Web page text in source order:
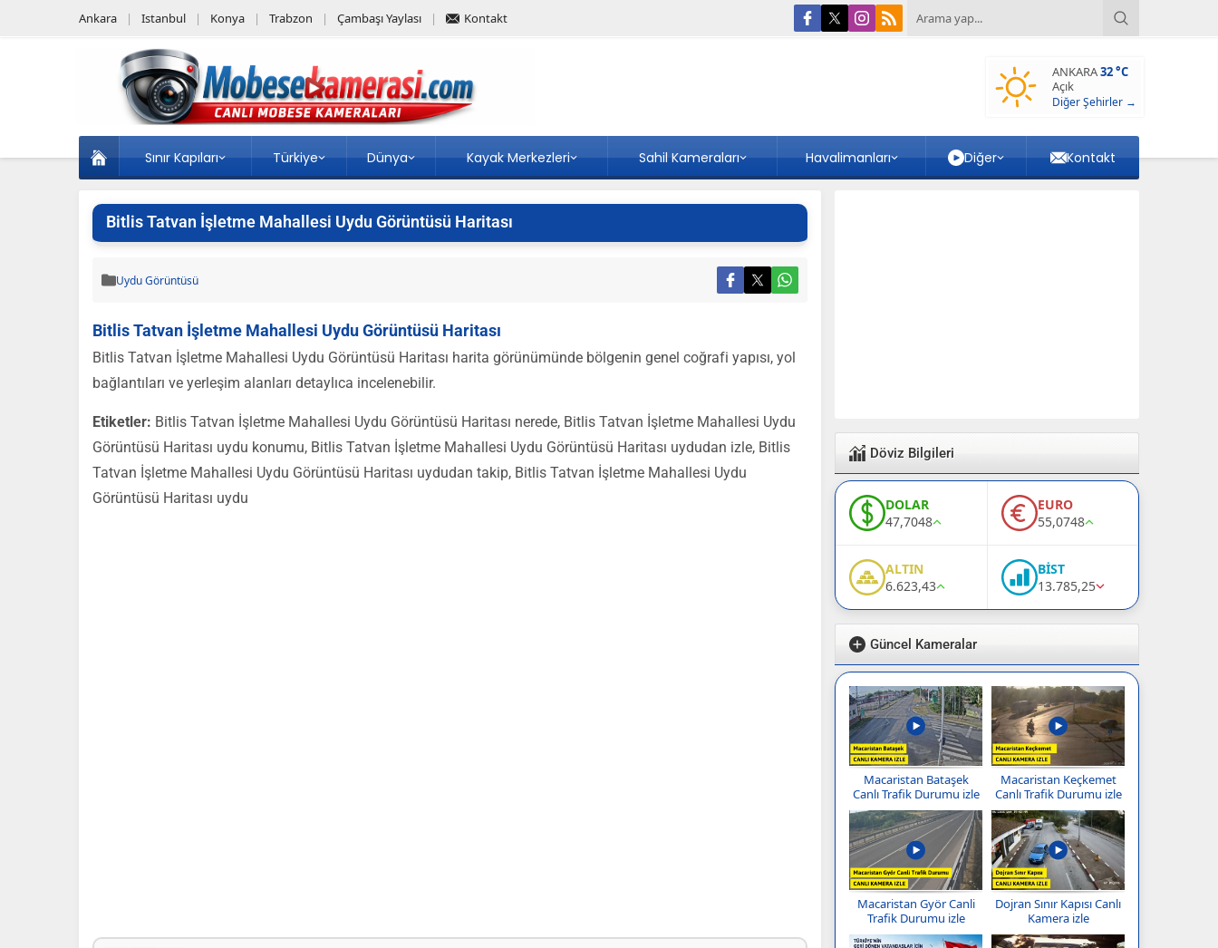
Ankara Istanbul Konya Trabzon Çambaşı Yaylası Kontakt
ANKARA32 °C
Açık
Diğer Şehirler →
Sınır Kapıları Türkiye Dünya Kayak Merkezleri Sahil Kameraları Havalimanları Diğer Kontakt
Bitlis Tatvan İşletme Mahallesi Uydu Görüntüsü Haritası
Uydu Görüntüsü
Bitlis Tatvan İşletme Mahallesi Uydu Görüntüsü Haritası
Bitlis Tatvan İşletme Mahallesi Uydu Görüntüsü Haritası harita görünümünde bölgenin genel coğrafi yapısı, yol
bağlantıları ve yerleşim alanları detaylıca incelenebilir.
Etiketler: Bitlis Tatvan İşletme Mahallesi Uydu Görüntüsü Haritası nerede, Bitlis Tatvan İşletme Mahallesi Uydu
Görüntüsü Haritası uydu konumu, Bitlis Tatvan İşletme Mahallesi Uydu Görüntüsü Haritası uydudan izle, Bitlis
Tatvan İşletme Mahallesi Uydu Görüntüsü Haritası uydudan takip, Bitlis Tatvan İşletme Mahallesi Uydu
Görüntüsü Haritası uydu
Döviz Bilgileri
DOLAR
47,7048
EURO
55,0748
ALTIN
6.623,43
BİST
13.785,25
Güncel Kameralar
Macaristan Bataşek
Canlı Trafik Durumu izle
Macaristan Keçkemet
Canlı Trafik Durumu izle
Macaristan Györ Canli
Trafik Durumu izle
Dojran Sınır Kapısı Canlı
Kamera izle